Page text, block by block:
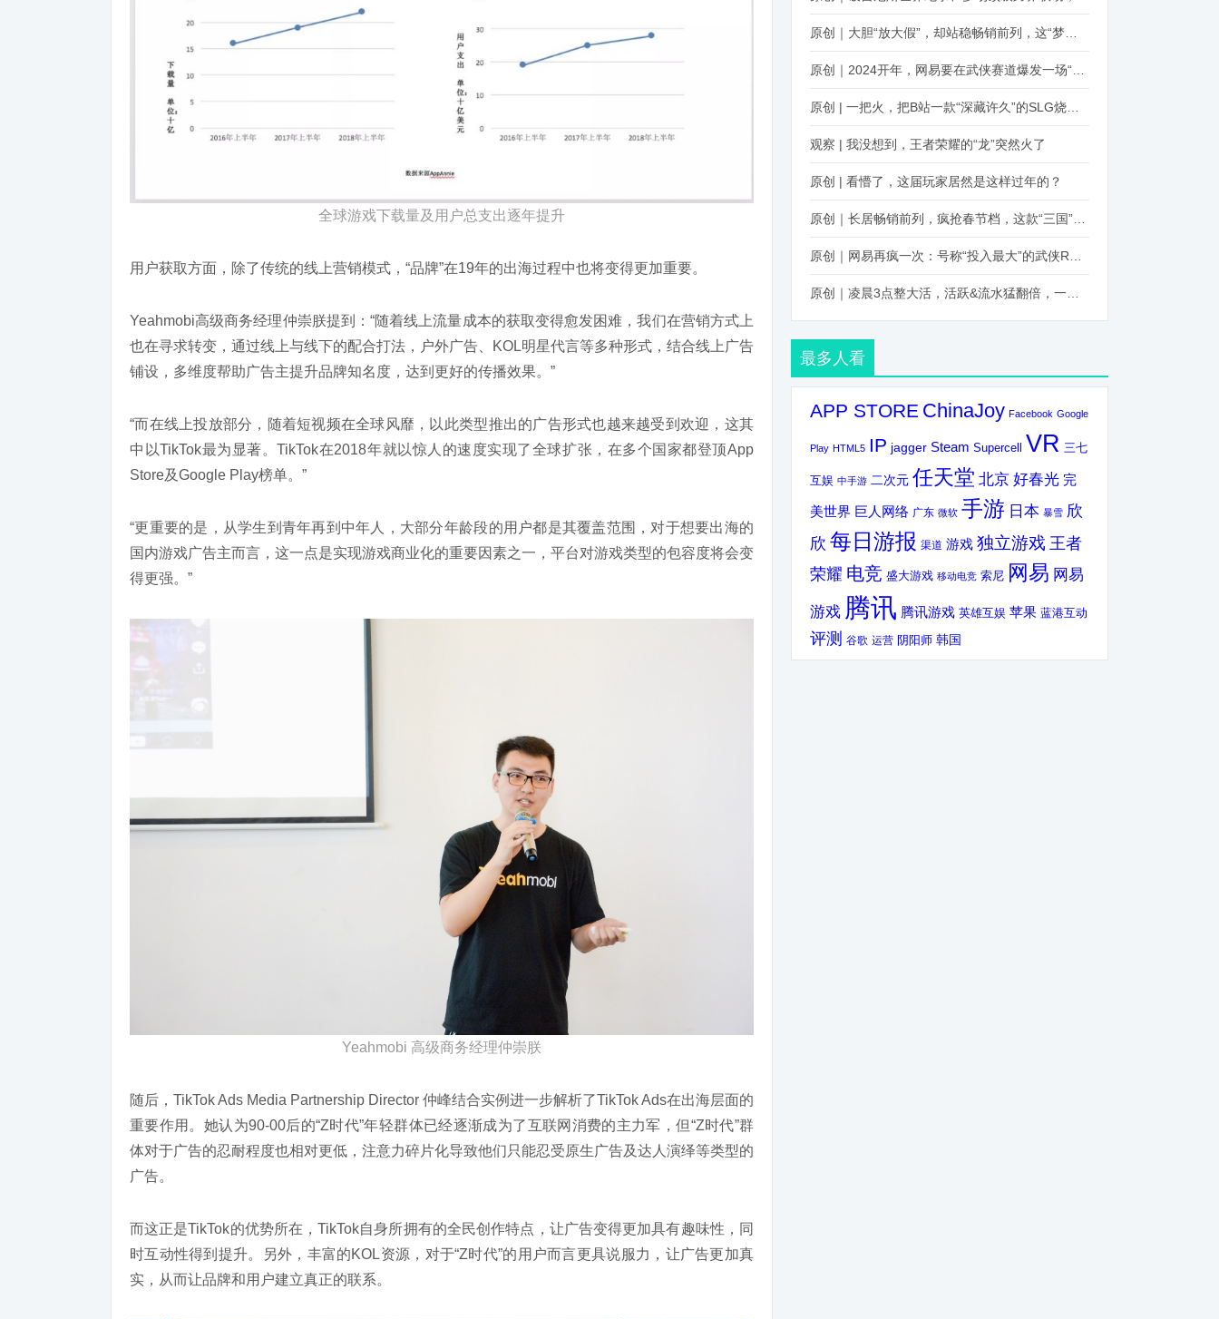
全球游戏下载量及用户总支出逐年提升
用户获取方面，除了传统的线上营销模式，“品牌”在19年的出海过程中也将变得更加重要。
Yeahmobi高级商务经理仲崇朕提到：“随着线上流量成本的获取变得愈发困难，我们在营销方式上
也在寻求转变，通过线上与线下的配合打法，户外广告、KOL明星代言等多种形式，结合线上广告
铺设，多维度帮助广告主提升品牌知名度，达到更好的传播效果。”
“而在线上投放部分，随着短视频在全球风靡，以此类型推出的广告形式也越来越受到欢迎，这其
中以TikTok最为显著。TikTok在2018年就以惊人的速度实现了全球扩张，在多个国家都登顶App
Store及Google Play榜单。”
“更重要的是，从学生到青年再到中年人，大部分年龄段的用户都是其覆盖范围，对于想要出海的
国内游戏广告主而言，这一点是实现游戏商业化的重要因素之一，平台对游戏类型的包容度将会变
得更强。”
Yeahmobi 高级商务经理仲崇朕
随后，TikTok Ads Media Partnership Director 仲峰结合实例进一步解析了TikTok Ads在出海层面的
重要作用。她认为90-00后的“Z时代”年轻群体已经逐渐成为了互联网消费的主力军，但“Z时代”群
体对于广告的忍耐程度也相对更低，注意力碎片化导致他们只能忍受原生广告及达人演绎等类型的
广告。
而这正是TikTok的优势所在，TikTok自身所拥有的全民创作特点，让广告变得更加具有趣味性，同
时互动性得到提升。另外，丰富的KOL资源，对于“Z时代”的用户而言更具说服力，让广告更加真
实，从而让品牌和用户建立真正的联系。
观察 | 我没想到，王者荣耀的“龙”突然火了
原创 | 看懵了，这届玩家居然是这样过年的？
最多人看
APP STORE ChinaJoy Facebook Google
Play HTML5 IP jagger Steam Supercell VR 三七
互娱 中手游 二次元 任天堂 北京 好春光 完
美世界 巨人网络 广东 微软 手游 日本 暴雪 欣
欣 每日游报 渠道 游戏 独立游戏 王者
荣耀 电竞 盛大游戏 移动电竞 索尼 网易 网易
游戏 腾讯 腾讯游戏 英雄互娱 苹果 蓝港互动
评测 谷歌 运营 阴阳师 韩国